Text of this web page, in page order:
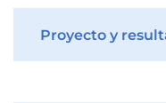
Proyecto y